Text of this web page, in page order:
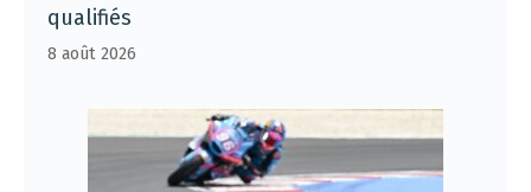
qualifiés
8 août 2026